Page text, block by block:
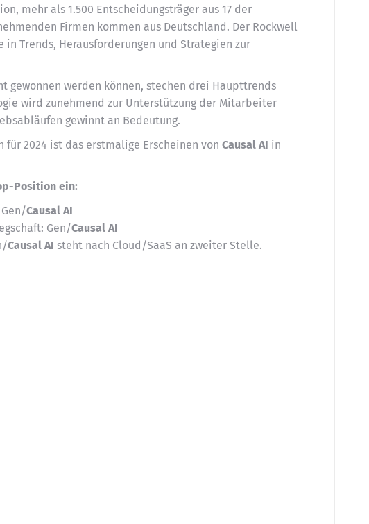
mehr als 1.500 Entscheidungsträger aus 17 der
Firmen kommen aus Deutschland. Der Rockwell
Trends, Herausforderungen und Strategien zur
gewonnen werden können, stechen drei Haupttrends
wird zunehmend zur Unterstützung der Mitarbeiter
gewinnt an Bedeutung.
2024 ist das erstmalige Erscheinen von Causal AI in
Position ein:
Causal AI
Gen/Causal AI
Causal AI steht nach Cloud/SaaS an zweiter Stelle.